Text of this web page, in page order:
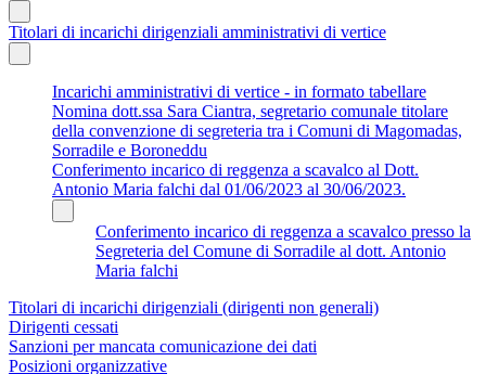
Titolari di incarichi dirigenziali amministrativi di vertice
Incarichi amministrativi di vertice - in formato tabellare
Nomina dott.ssa Sara Ciantra, segretario comunale titolare
della convenzione di segreteria tra i Comuni di Magomadas,
Sorradile e Boroneddu
Conferimento incarico di reggenza a scavalco al Dott.
Antonio Maria falchi dal 01/06/2023 al 30/06/2023.
Conferimento incarico di reggenza a scavalco presso la
Segreteria del Comune di Sorradile al dott. Antonio
Maria falchi
Titolari di incarichi dirigenziali (dirigenti non generali)
Dirigenti cessati
Sanzioni per mancata comunicazione dei dati
Posizioni organizzative